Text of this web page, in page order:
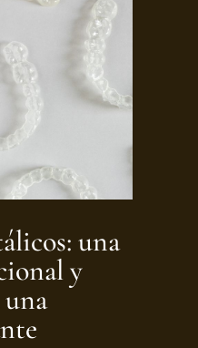
una
y